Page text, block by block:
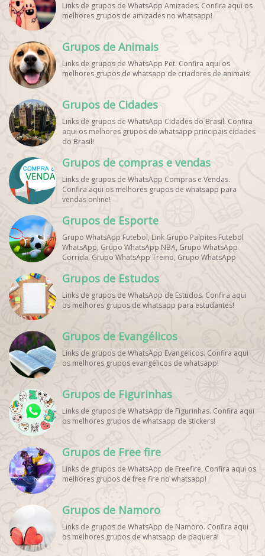
Links de grupos de WhatsApp Amizades. Confira aqui os
melhores grupos de amizades no whatsapp!
Grupos de Animais
Links de grupos de WhatsApp Pet. Confira aqui os
melhores grupos de whatsapp de criadores de animais!
Grupos de Cidades
Links de grupos de WhatsApp Cidades do Brasil. Confira
aqui os melhores grupos de whatsapp principais cidades
do Brasil!
Grupos de compras e vendas
Links de grupos de WhatsApp Compras e Vendas.
Confira aqui os melhores grupos de whatsapp para
vendas online!
Grupos de Esporte
Grupo WhatsApp Futebol, Link Grupo Palpites Futebol
WhatsApp, Grupo WhatsApp NBA, Grupo WhatsApp
Corrida, Grupo WhatsApp Treino, Grupo WhatsApp
WhatsApp, Grupo de Torcedores [Nome do Time]
WhatsApp, Link de Grupos de Esporte Grátis, Grupo
WhatsApp Dicas de Treino, Grupo WhatsApp Futebol Ao
Vivo. Grupo WhatsApp Esporte, Grupos de Esporte
WhatsApp Esporte, Grupo WhatsApp Futebol, Link Grupo
Palpites Futebol WhatsApp, Grupo WhatsApp NBA,
Grupos de Estudos
Links de grupos de WhatsApp de Estudos. Confira aqui
os melhores grupos de whatsapp para estudantes!
Grupos de Evangélicos
Links de grupos de WhatsApp Evangélicos. Confira aqui
os melhores grupos evangélicos de whatsapp!
Grupos de Figurinhas
Links de grupos de WhatsApp de Figurinhas. Confira aqui
os melhores grupos de whatsapp de stickers!
Grupos de Free fire
Links de grupos de WhatsApp de Freefire. Confira aqui os
melhores grupos de free fire no whatsapp!
Grupos de Namoro
Links de grupos de WhatsApp de Namoro. Confira aqui
os melhores grupos de whatsapp de paquera!